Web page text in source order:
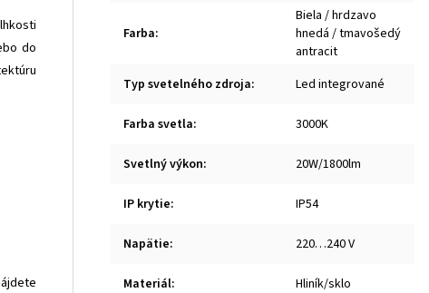
do
Farba:
Biela / hrdzavo
hnedá / tmavošedý
antracit
Typ svetelného zdroja: Led integrované
Farba svetla: 3000K
Svetlný výkon: 20W/1800lm
IP krytie: IP54
Napätie: 220…240 V
Materiál: Hliník/sklo